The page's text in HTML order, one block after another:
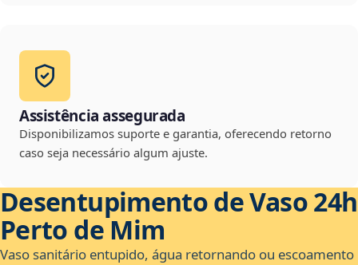
Assistência assegurada
Disponibilizamos suporte e garantia, oferecendo retorno
caso seja necessário algum ajuste.
Desentupimento de Vaso 24h
Perto de Mim
Vaso sanitário entupido, água retornando ou escoamento